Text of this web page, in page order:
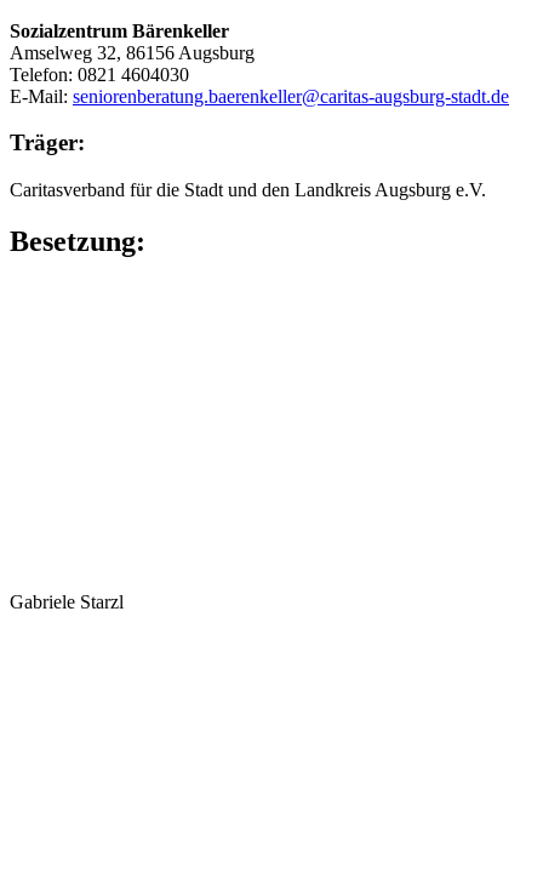
Sozialzentrum Bärenkeller
Amselweg 32, 86156 Augsburg
Telefon: 0821 4604030
E-Mail: seniorenberatung.baerenkeller@caritas-augsburg-stadt.de
Träger:
Caritasverband für die Stadt und den Landkreis Augsburg e.V.
Besetzung:
Gabriele Starzl